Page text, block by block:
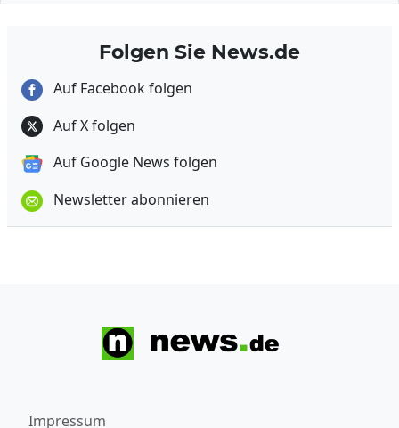
Folgen Sie News.de
Auf Facebook folgen
Auf X folgen
Auf Google News folgen
Newsletter abonnieren
Impressum